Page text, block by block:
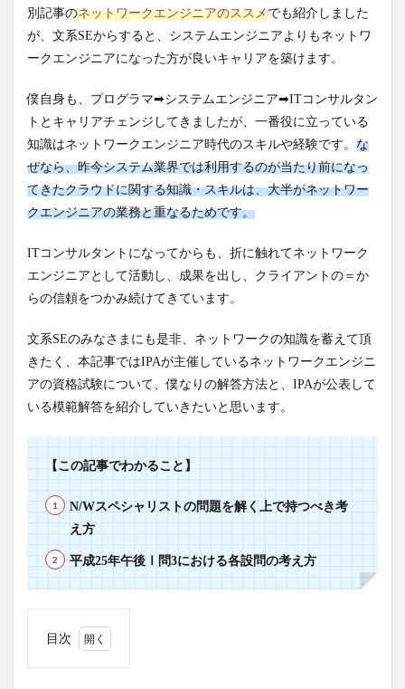
別記事のネットワークエンジニアのススメでも紹介しました
が、文系SEからすると、システムエンジニアよりもネットワ
ークエンジニアになった方が良いキャリアを築けます。
僕自身も、プログラマ➡システムエンジニア➡ITコンサルタン
トとキャリアチェンジしてきましたが、一番役に立っている
知識はネットワークエンジニア時代のスキルや経験です。 な
ぜなら、昨今システム業界では利用するのが当たり前になっ
てきたクラウドに関する知識・スキルは、大半がネットワー
クエンジニアの業務と重なるためです。
ITコンサルタントになってからも、折に触れてネットワーク
エンジニアとして活動し、成果を出し、クライアントの＝か
らの信頼をつかみ続けてきています。
文系SEのみなさまにも是非、ネットワークの知識を蓄えて頂
きたく、本記事ではIPAが主催しているネットワークエンジニ
アの資格試験について、僕なりの解答方法と、IPAが公表して
いる模範解答を紹介していきたいと思います。
【この記事でわかること】
N/Wスペシャリストの問題を解く上で持つべき考
え方
平成25年午後Ⅰ問3における各設問の考え方
目次